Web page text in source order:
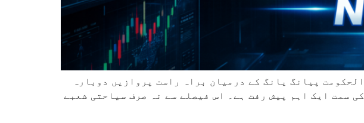
شمالی کوریا کے دارالحکومت پیانگ یانگ کے درمیان براہ راست پروازیں دوبارہ
سمت ایک اہم پیش رفت ہے۔ اس فیصلے سے نہ صرف سیاحتی شعبے